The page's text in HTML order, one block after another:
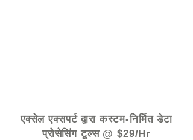
एक्सेल एक्सपर्ट द्वारा कस्टम-निर्मित डेटा
प्रोसेसिंग टूल्स @ $29/Hr